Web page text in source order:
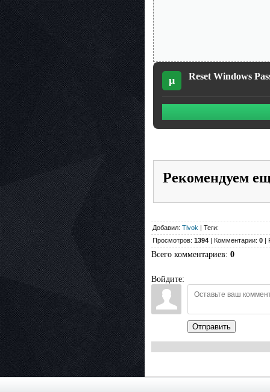
µ Reset Windows
Рекомендуем
Добавил: Tivok | Теги:
Просмотров: 1394 | Комментарии: 0 |
Всего комментариев: 0
Войдите:
Отправить